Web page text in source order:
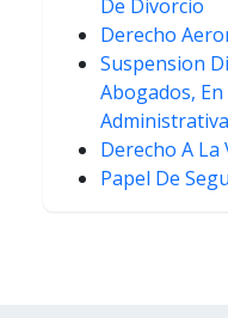
De Divorcio
Derecho
Suspension
Abogados,
Administrativa
Derecho A La
Papel De